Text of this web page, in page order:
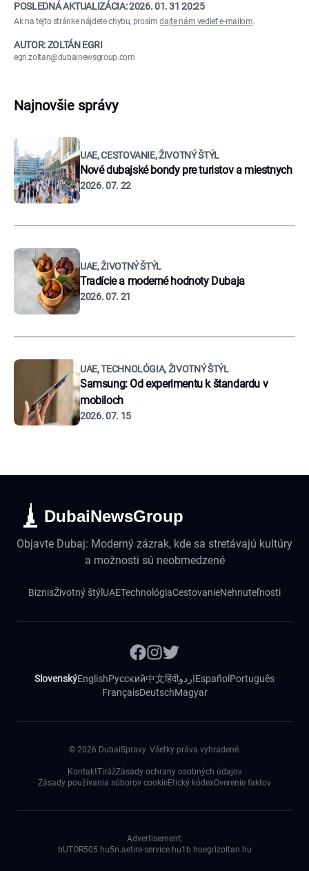
POSLEDNÁ AKTUALIZÁCIA:2026. 01. 31 20:25
Ak na tejto stránke nájdete chybu, prosímdajte nám vedieť e-mailom.
AUTOR: ZOLTÁN EGRI
egri.zoltan@dubainewsgroup.com
Najnovšie správy
UAE, CESTOVANIE, ŽIVOTNÝ ŠTÝL
Nové dubajské bondy pre turistov a miestnych
2026. 07. 22
UAE, ŽIVOTNÝ ŠTÝL
Tradície a moderné hodnoty Dubaja
2026. 07. 21
UAE, TECHNOLÓGIA, ŽIVOTNÝ ŠTÝL
Samsung: Od experimentu k štandardu v
mobiloch
2026. 07. 15
DubaiNewsGroup
Objavte Dubaj: Moderný zázrak, kde sa stretávajú kultúry
a možnosti sú neobmedzené
BiznisŽivotný štýl UAETechnológiaCestovanieNehnuteľnosti
SlovenskýEnglishРусский中文हिंदीاردوEspañol Português
FrançaisDeutschMagyar
© 2026 DubaiSpravy. Všetky práva vyhradené.
KontaktTirážZásady ochrany osobných údajov
Zásady používania súborov cookieEtický kódexOverenie faktov
Advertisement:
bUTOR505.hu5n.aetire-service.hu1b.huegrizoltan.hu